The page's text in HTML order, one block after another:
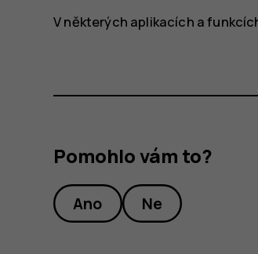
V některých aplikacích a
Pomohlo vám to?
Ano Ne